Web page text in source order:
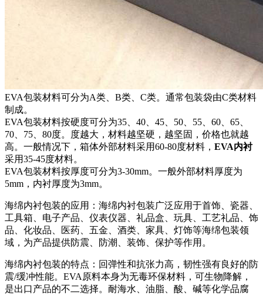
EVA包装材料可分为A类、B类、C类。通常包装袋由C类材料
制成。
EVA包装材料按硬度可分为35、40、45、50、55、60、65、
70、75、80度。度越大，材料越坚硬，越坚固，价格也就越
高。一般情况下，箱体外部材料采用60-80度材料， EVA内衬
采用35-45度材料。
EVA包装材料按厚度可分为3-30mm。一般外部材料厚度为
5mm，内衬厚度为3mm。
海绵内衬包装的应用：海绵内衬包装广泛应用于首饰、瓷器、
工具箱、电子产品、仪表仪器、礼品盒、玩具、工艺礼品、饰
品、化妆品、医药、五金、酒类、家具、灯饰等海绵包装领
域，为产品提供防震、防潮、装饰、保护等作用。
海绵内衬包装的特点：回弹性和抗张力高，韧性强有良好的防
震/缓冲性能。EVA原料本身为无毒环保材料，可生物降解，
是出口产品的不二选择。耐海水、油脂、酸、碱等化学品腐